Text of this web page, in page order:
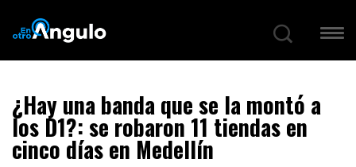
¿Hay una banda que se la montó a
los D1?: se robaron 11 tiendas en
cinco días en Medellín